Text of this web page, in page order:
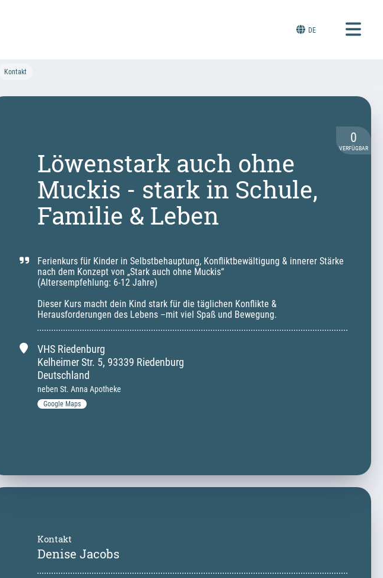
DE
Kontakt
Löwenstark auch ohne
Muckis - stark in Schule,
Familie & Leben
0
VERFÜGBAR
VHS Riedenburg
Kelheimer Str. 5, 93339 Riedenburg
Deutschland
neben St. Anna Apotheke
Google Maps
Ferienkurs für Kinder in Selbstbehauptung, Konfliktbewältigung & innerer Stärke
nach dem Konzept von „Stark auch ohne Muckis“
(Altersempfehlung: 6-12 Jahre)
Dieser Kurs macht dein Kind stark für die täglichen Konflikte &
Herausforderungen des Lebens –mit viel Spaß und Bewegung.
Kontakt
Denise Jacobs